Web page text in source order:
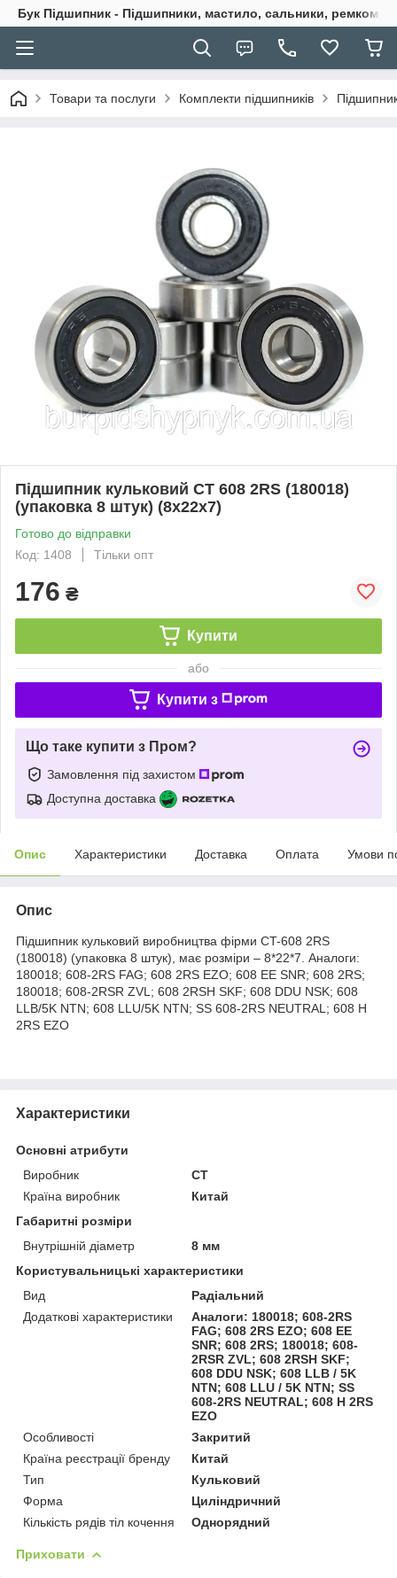
Бук Підшипник - Підшипники, мастило, сальники,
Товари та послуги Комплекти підшипників
Підшипник кульковий CT 608 2RS (180018)
(упаковка 8 штук) (8x22x7)
Готово до відправки
Код: 1408
Тільки опт
176 ₴
Купити
або
Купити з
Що таке купити з Пром?
Замовлення під захистом
Доступна доставка
Опис Характеристики Доставка Оплата Умови
Опис
Підшипник кульковий виробництва фірми CT-608 2RS
(180018) (упаковка 8 штук), має розміри – 8*22*7. Аналоги:
180018; 608-2RS FAG; 608 2RS EZO; 608 EE SNR; 608 2RS;
180018; 608-2RSR ZVL; 608 2RSH SKF; 608 DDU NSK; 608
LLB/5K NTN; 608 LLU/5K NTN; SS 608-2RS NEUTRAL; 608 H
2RS EZO
Характеристики
Основні атрибути
Виробник
CT
Країна виробник
Китай
Габаритні розміри
Внутрішній діаметр
8 мм
Користувальницькі характеристики
Вид
Радіальний
Додаткові характеристики
Аналоги: 180018; 608-2RS
FAG; 608 2RS EZO; 608 EE
SNR; 608 2RS; 180018; 608-
2RSR ZVL; 608 2RSH SKF;
608 DDU NSK; 608 LLB / 5K
NTN; 608 LLU / 5K NTN; SS
608-2RS NEUTRAL; 608 H 2RS
EZO
Особливості
Закритий
Країна реєстрації бренду
Китай
Тип
Кульковий
Форма
Циліндричний
Кількість рядів тіл кочення
Однорядний
Приховати